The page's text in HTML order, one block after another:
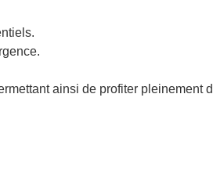
ainsi de profiter pleinement